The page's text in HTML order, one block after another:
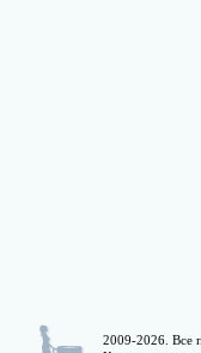
2009-2026. Все